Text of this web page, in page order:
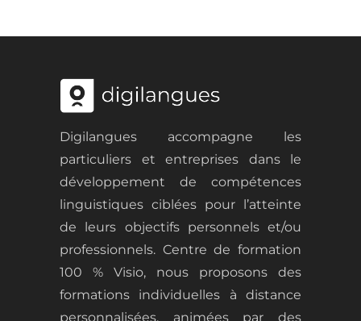
Digilangues accompagne les
particuliers et entreprises dans le
développement de
compétences
linguistiques ciblées pour l ’atteinte
de leurs objectifs personnels et/ou
professionnels. Centre de formation
100 % Visio, nous proposons des
formations individuelles à distance
personnalisées, animées par des